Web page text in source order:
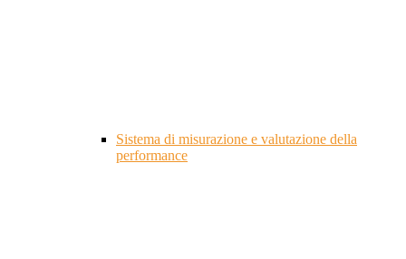
Sistema di misurazione e valutazione della
performance